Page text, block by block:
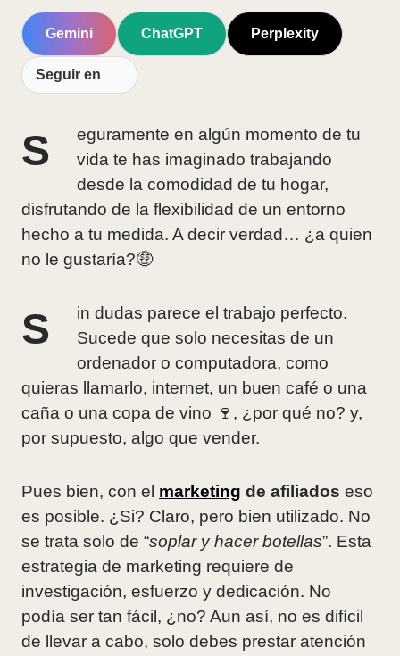
Gemini ChatGPT Perplexity
Seguir en
Seguramente en algún momento de tu
vida te has imaginado trabajando
desde la comodidad de tu hogar,
disfrutando de la flexibilidad de un entorno
hecho a tu medida. A decir verdad… ¿a quien
no le gustaría?🤑
Sin dudas parece el trabajo perfecto.
Sucede que solo necesitas de un
ordenador o computadora, como
quieras llamarlo, internet, un buen café o una
caña o una copa de vino 🍷, ¿por qué no? y,
por supuesto, algo que vender.
Pues bien, con el marketing de afiliados eso
es posible. ¿Si? Claro, pero bien utilizado. No
se trata solo de “soplar y hacer botellas”. Esta
estrategia de marketing requiere de
investigación, esfuerzo y dedicación. No
podía ser tan fácil, ¿no? Aun así, no es difícil
de llevar a cabo, solo debes prestar atención